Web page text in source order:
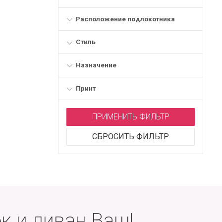
Расположение подлокотника
Стиль
Назначение
Принт
ПРИМЕНИТЬ ФИЛЬТР
СБРОСИТЬ ФИЛЬТР